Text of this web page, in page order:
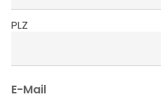
PLZ
E-Mail